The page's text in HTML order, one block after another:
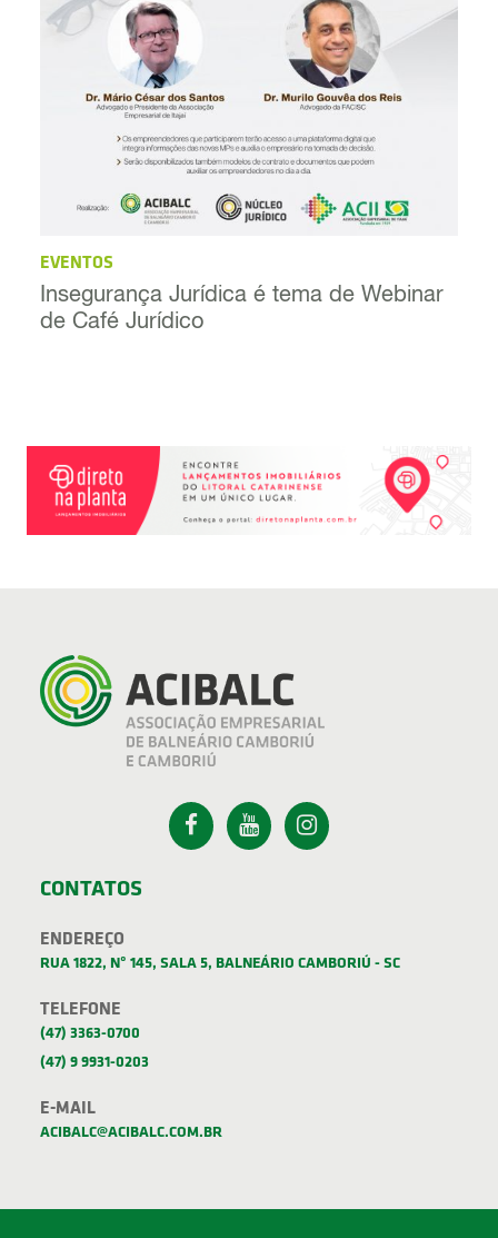
EVENTOS
Insegurança Jurídica é tema de Webinar
de Café Jurídico
CONTATOS
ENDEREÇO
RUA 1822, Nº 145, SALA 5, BALNEÁRIO CAMBORIÚ - SC
TELEFONE
(47) 3363-0700
(47) 9 9931-0203
E-MAIL
ACIBALC@ACIBALC.COM.BR